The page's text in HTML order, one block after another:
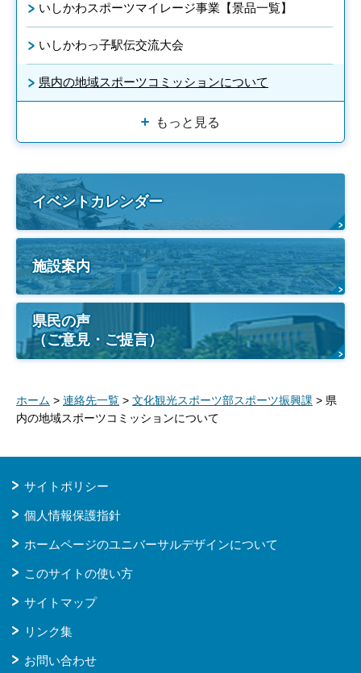
いしかわスポーツマイレージ事業【景品一覧】
いしかわっ子駅伝交流大会
県内の地域スポーツコミッションについて
もっと見る
イベントカレンダー
施設案内
県民の声
（ご意見・ご提言）
ホーム > 連絡先一覧 > 文化観光スポーツ部スポーツ振興課 > 県
内の地域スポーツコミッションについて
サイトポリシー
個人情報保護指針
ホームページのユニバーサルデザインについて
このサイトの使い方
サイトマップ
リンク集
お問い合わせ